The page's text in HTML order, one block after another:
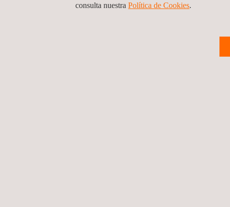
consulta nuestraPolítica de Cookies. ​